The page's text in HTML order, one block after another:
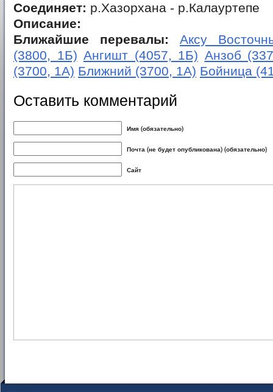
Соединяет: р.Хазорхана - р.Калауртепе
Описание:
Ближайшие перевалы:
Аксу
(3800, 1Б) Ангишт (4057, 1Б) Анзоб
(3700, 1А) Ближний (3700, 1А) Бойница
Оставить комментарий
Имя (обязательно)
Почта (не будет опубликована) (обязательно)
Сайт